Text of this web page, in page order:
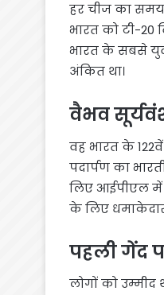
हर चीज का समय
भारत को टी-
भारत के सबसे
अंकित था।
वैभव
वह भारत के
पदार्पण का
लिए आईपीएल में
के लिए धमाकेदार
पहली गेंद
लोगों को